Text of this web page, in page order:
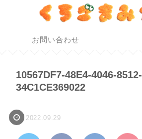
お問い合わせ
10567DF7-48E4-4046-8512-
34C1CE369022
2022.09.29